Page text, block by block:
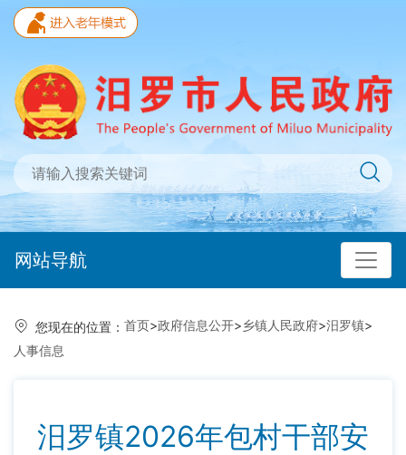
网站导航
您现在的位置： 首页>政府信息公开>乡镇人民政府>汨罗镇>
人事信息
汨罗镇2026年包村干部安